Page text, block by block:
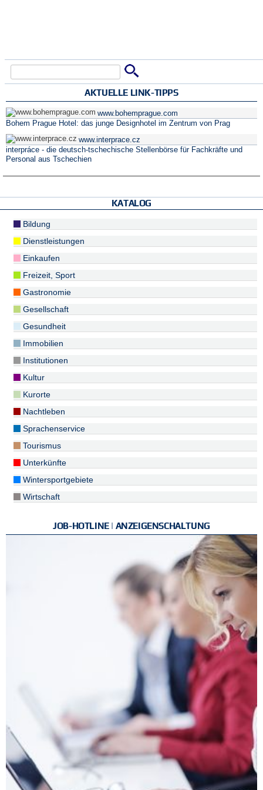
AKTUELLE LINK-TIPPS
www.bohemprague.com
Bohem Prague Hotel: das junge Designhotel im Zentrum von Prag
www.interprace.cz
interpráce - die deutsch-tschechische Stellenbörse für Fachkräfte und
Personal aus Tschechien
KATALOG
Bildung
Dienstleistungen
Einkaufen
Freizeit, Sport
Gastronomie
Gesellschaft
Gesundheit
Immobilien
Institutionen
Kultur
Kurorte
Nachtleben
Sprachenservice
Tourismus
Unterkünfte
Wintersportgebiete
Wirtschaft
JOB-HOTLINE | ANZEIGENSCHALTUNG